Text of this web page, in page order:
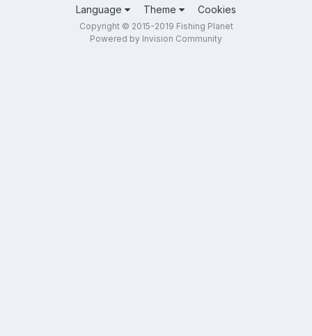
Language Theme Cookies
Copyright © 2015-2019 Fishing Planet
Powered by Invision Community